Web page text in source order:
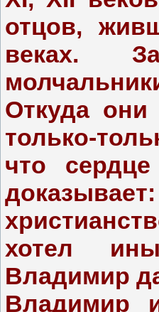
отцов,
веках.
Откуда
только-
что
хотел
Владимир
Владимир